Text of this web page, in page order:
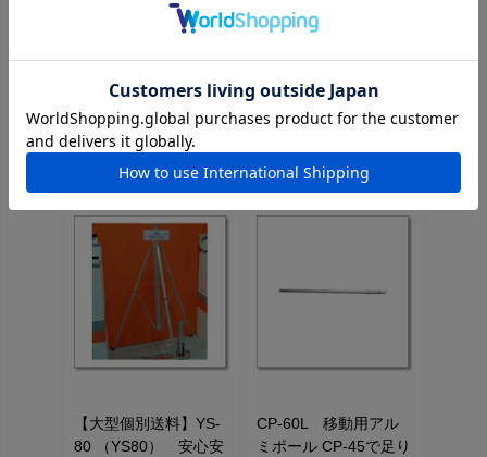
この商品を見た人はこちらの商品もチェックしています
《ステージ価格が設定されている商品はログインするとさらにお
値打ち価格になります！》
【大型個別送料】YS-
80 （YS80） 安心安
CP-60L 移動用アル
ミポール CP-45で足り